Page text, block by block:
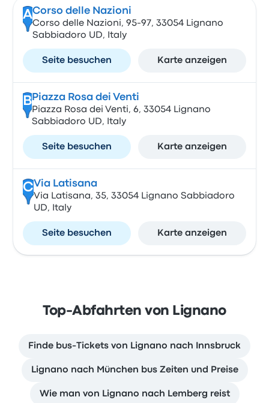
ACorso delle Nazioni
Corso delle Nazioni, 95-97, 33054 Lignano
Sabbiadoro UD, Italy
Seite besuchen Karte anzeigen
B Piazza Rosa dei Venti
Piazza Rosa dei Venti, 6, 33054 Lignano
Sabbiadoro UD, Italy
Seite besuchen Karte anzeigen
CVia Latisana
Via Latisana, 35, 33054 Lignano Sabbiadoro
UD, Italy
Seite besuchen Karte anzeigen
Top-Abfahrten von Lignano
Finde bus-Tickets von Lignano nach Innsbruck
Lignano nach München bus Zeiten und Preise
Wie man von Lignano nach Lemberg reist